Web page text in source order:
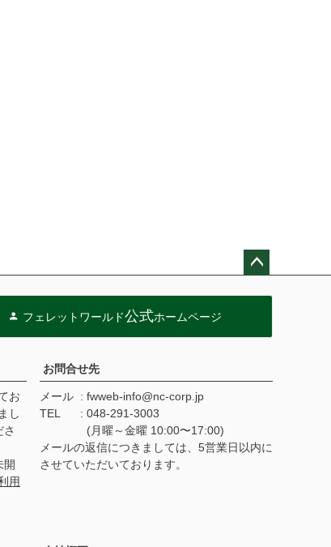
へ
フェレットワールド公式ホームページ
お
し
開
用
お問合せ先
メール
fwweb-info@nc-corp.jp
TEL
048-291-3003
(月曜～金曜 10:00〜17:00)
メールの返信につきましては、5営業日以内に
させていただいております。